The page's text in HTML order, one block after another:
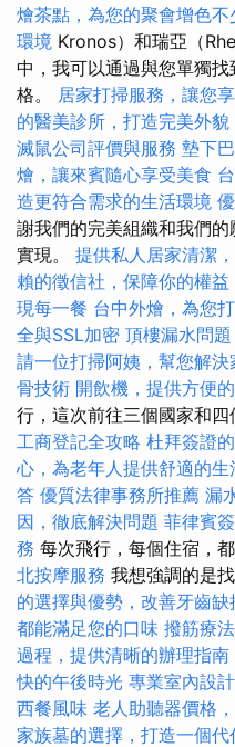
燴茶點，為您的聚會增色不
環境 Kronos）和瑞亞（
中，我可以通過與您單獨
格。 居家打掃服務，讓您
的醫美診所，打造完美外貌
滅鼠公司評價與服務 墊下
燴，讓來賓隨心享受美食
造更符合需求的生活環境
謝我們的完美組織和我們
實現。 提供私人居家清潔
賴的徵信社，保障你的權益
現每一餐 台中外燴，為您
全與SSL加密 頂樓漏水問
請一位打掃阿姨，幫您解決
骨技術 開飲機，提供方便
行，這次前往三個國家和四
工商登記全攻略 杜拜簽證
心，為老年人提供舒適的生
答 優質法律事務所推薦 漏
因，徹底解決問題 菲律賓
務 每次飛行，每個住宿，
北按摩服務 我想強調的是
的選擇與優勢，改善牙齒缺
都能滿足您的口味 撥筋療法
過程，提供清晰的辦理指南
快的午後時光 專業室內設
西餐風味 老人助聽器價格
家族墓的選擇，打造一個